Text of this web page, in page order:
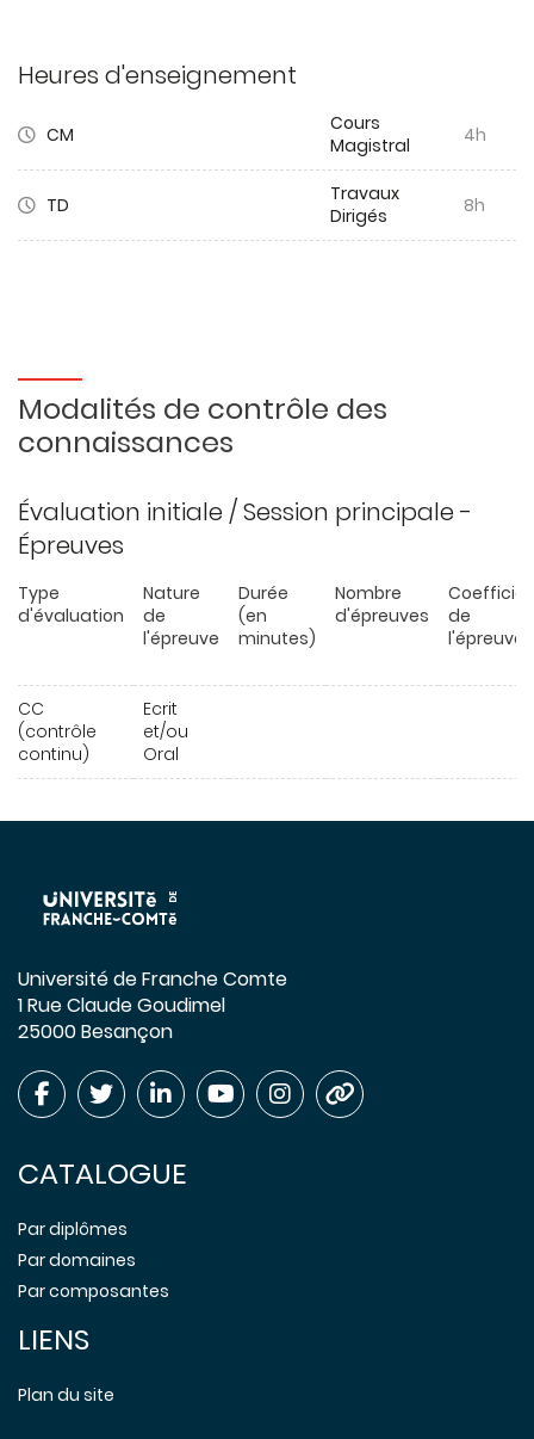
Heures d'enseignement
CM
Cours
Magistral
4h
TD
Travaux
Dirigés
8h
Modalités de contrôle des
connaissances
Évaluation initiale / Session principale -
Épreuves
Type
d'évaluation
Nature
de
l'épreuve
Durée
(en
minutes)
Nombre
d'épreuves
de
l'épreuve
CC
(contrôle
continu)
Ecrit
et/ou
Oral
Université de Franche Comte
1 Rue Claude Goudimel
25000 Besançon
CATALOGUE
Par diplômes
Par domaines
Par composantes
LIENS
Plan du site